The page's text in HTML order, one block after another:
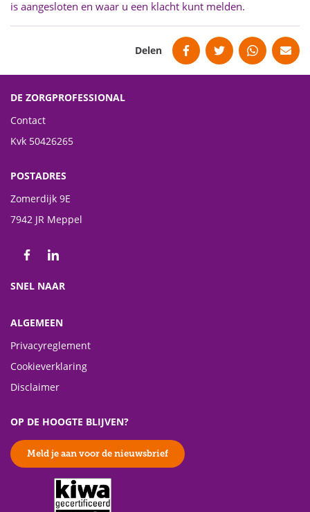
is aangesloten en waar u een klacht kunt melden.
Delen FacebookTwitterWhatsAppMail
DE ZORGPROFESSIONAL
Contact
Kvk 50426265
POSTADRES
Zomerdijk 9E
7942 JR Meppel
Volg ons op Facebook
Volg ons op LinkedIn
SNEL NAAR
ALGEMEEN
Privacyreglement
Cookieverklaring
Disclaimer
OP DE HOOGTE BLIJVEN?
Meld je aan voor de nieuwsbrief